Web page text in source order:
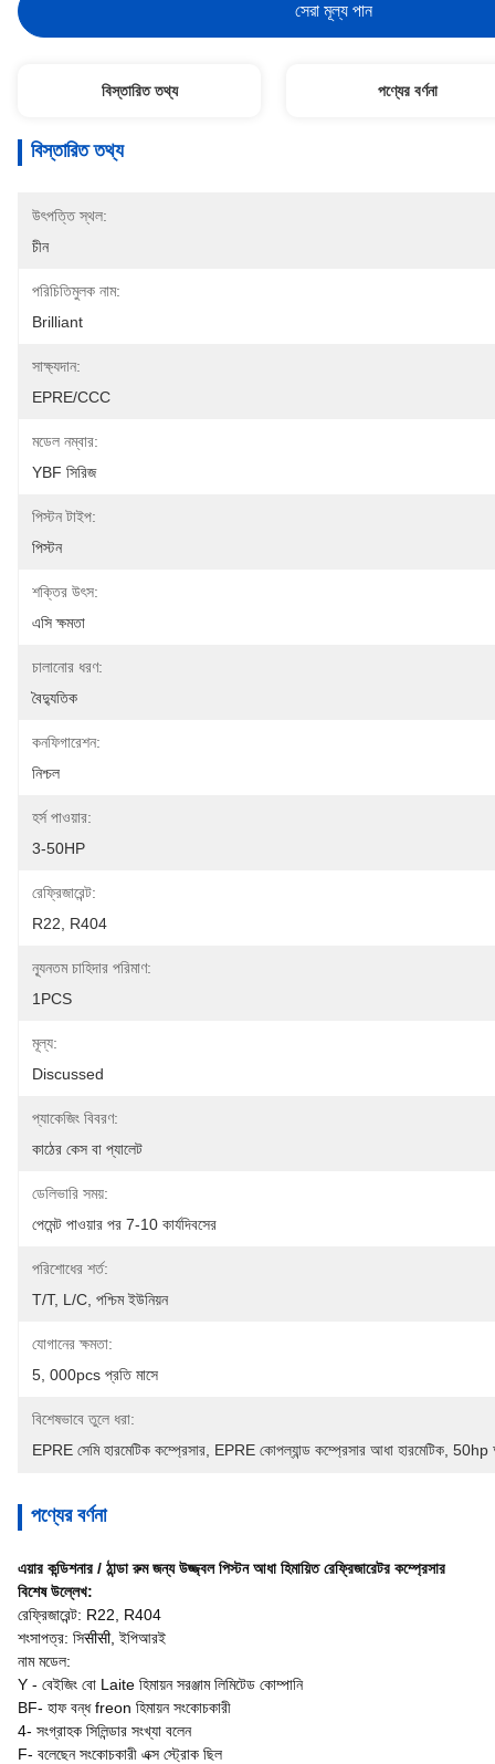
সেরা মূল্য পান
বিস্তারিত তথ্য পণ্যের বর্ণনা
বিস্তারিত তথ্য
উৎপত্তি স্থল:
চীন
পরিচিতিমুলক নাম:
Brilliant
সাক্ষ্যদান:
EPRE/CCC
মডেল নম্বার:
YBF সিরিজ
পিস্টন টাইপ:
পিস্টন
শক্তির উৎস:
এসি ক্ষমতা
চালানোর ধরণ:
বৈদ্যুতিক
কনফিগারেশন:
নিশ্চল
হর্স পাওয়ার:
3-50HP
রেফ্রিজারেন্ট:
R22, R404
ন্যূনতম চাহিদার পরিমাণ:
1PCS
মূল্য:
Discussed
প্যাকেজিং বিবরণ:
কাঠের কেস বা প্যালেট
ডেলিভারি সময়:
পেমেন্ট পাওয়ার পর 7-10 কার্যদিবসের
পরিশোধের শর্ত:
T/T, L/C, পশ্চিম ইউনিয়ন
যোগানের ক্ষমতা:
5, 000pcs প্রতি মাসে
বিশেষভাবে তুলে ধরা:
EPRE সেমি হারমেটিক কম্প্রেসার EPRE কোপল্যান্ড কম্প্রেসার আধা হারমেটিক 50hp
পণ্যের বর্ণনা
এয়ার কন্ডিশনার / ঠান্ডা রুম জন্য উজ্জ্বল পিস্টন আধা হিমায়িত রেফ্রিজারেটর কম্প্রেসার
বিশেষ উল্লেখ:
রেফ্রিজারেন্ট: R22, R404
শংসাপত্র: সিसीसी, ইপিআরই
নাম মডেল:
Y - বেইজিং বো Laite হিমায়ন সরঞ্জাম লিমিটেড কোম্পানি
BF- হাফ বন্ধ freon হিমায়ন সংকোচকারী
4- সংগ্রাহক সিলিন্ডার সংখ্যা বলেন
F- বলেছেন সংকোচকারী এক্স স্ট্রোক ছিল